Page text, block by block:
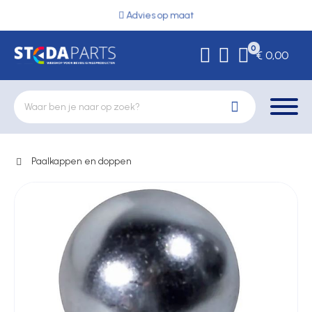
Advies op maat
0
€ 0,00
Deurbeslag
Elektrische vergrendeling
Hekwerkonderdelen
Paalkappen en doppen